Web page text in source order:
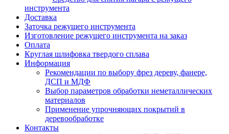
инструмента
Доставка
Заточка режущего инструмента
Изготовление режущего инструмента на заказ
Оплата
Круглая шлифовка твердого сплава
Информация
Рекомендации по выбору фрез дереву, фанере,
ДСП и МДФ
Выбор параметров обработки неметаллических
материалов
Применение упрочняющих покрытий в
деревообработке
Контакты